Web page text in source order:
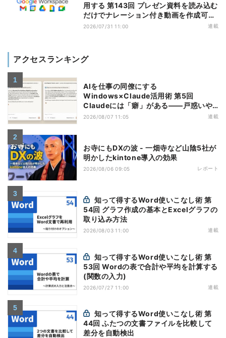
用する 第143回 プレゼン資料を読み込む
だけでナレーション付き動画を作成可能
になった「Google Vids」
2026/07/31 11:00 連載
アクセスランキング
AIを仕事の同僚にする
Windows×Claude活用術 第5回
Claudeには「癖」がある――戸惑いや
すい7つの仕様
2026/08/07 11:05 連載
お寺にもDXの波 - 一畑寺など山陰5社が
明かしたkintone導入の効果
2026/08/06 09:05 レポート
54回 グラフ作成の基本とExcelグラフの
取り込み方法
2026/08/03 11:00 連載
53回 Wordの表で合計や平均を計算する
(関数の入力)
2026/07/27 11:00 連載
44回 ふたつの文書ファイルを比較して
差分を自動検出